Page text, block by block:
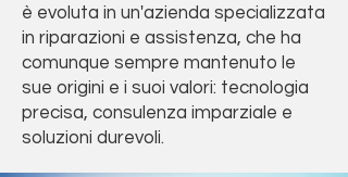
è evoluta in un'azienda specializzata
in riparazioni e assistenza, che ha
comunque sempre mantenuto le
sue origini e i suoi valori: tecnologia
precisa, consulenza imparziale e
soluzioni durevoli.